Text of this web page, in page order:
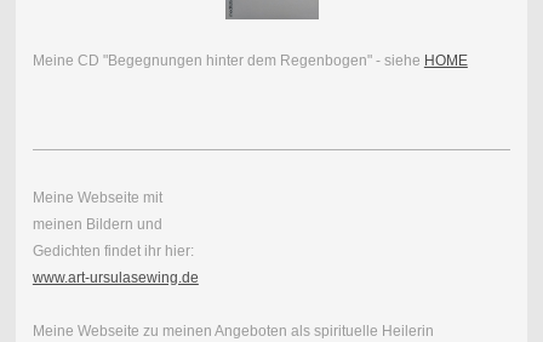
Meine CD "Begegnungen hinter dem Regenbogen" - siehe HOME
Meine Webseite mit
meinen Bildern und
Gedichten findet ihr hier:
www.art-ursulasewing.de
Meine Webseite zu meinen Angeboten als spirituelle Heilerin